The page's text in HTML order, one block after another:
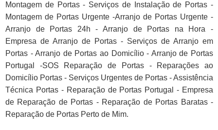
Montagem de Portas - Serviços de Instalação de Portas -
Montagem de Portas Urgente -Arranjo de Portas Urgente -
Arranjo de Portas 24h - Arranjo de Portas na Hora -
Empresa de Arranjo de Portas - Serviços de Arranjo em
Portas - Arranjo de Portas ao Domicílio - Arranjo de Portas
Portugal -SOS Reparação de Portas - Reparações ao
Domicílio Portas - Serviços Urgentes de Portas - Assistência
Técnica Portas - Reparação de Portas Portugal - Empresa
de Reparação de Portas - Reparação de Portas Baratas -
Reparação de Portas Perto de Mim.